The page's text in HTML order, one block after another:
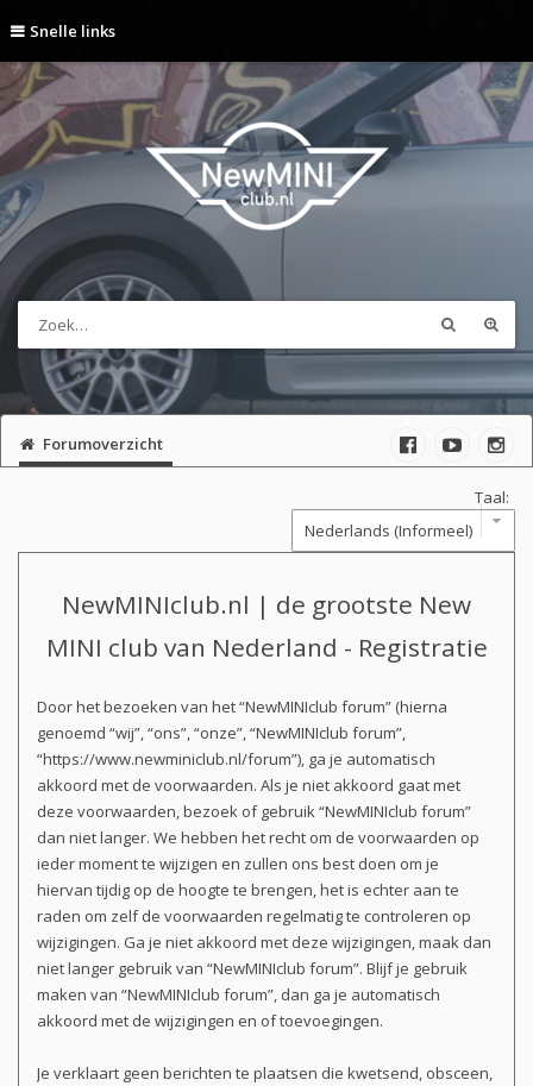
Snelle links
Forumoverzicht
Taal:
NewMINIclub.nl | de grootste New
MINI club van Nederland - Registratie
Door het bezoeken van het “NewMINIclub forum” (hierna
genoemd “wij”, “ons”, “onze”, “NewMINIclub forum”,
“https://www.newminiclub.nl/forum”), ga je automatisch
akkoord met de voorwaarden. Als je niet akkoord gaat met
deze voorwaarden, bezoek of gebruik “NewMINIclub forum”
dan niet langer. We hebben het recht om de voorwaarden op
ieder moment te wijzigen en zullen ons best doen om je
hiervan tijdig op de hoogte te brengen, het is echter aan te
raden om zelf de voorwaarden regelmatig te controleren op
wijzigingen. Ga je niet akkoord met deze wijzigingen, maak dan
niet langer gebruik van “NewMINIclub forum”. Blijf je gebruik
maken van “NewMINIclub forum”, dan ga je automatisch
akkoord met de wijzigingen en of toevoegingen.
Je verklaart geen berichten te plaatsen die kwetsend, obsceen,